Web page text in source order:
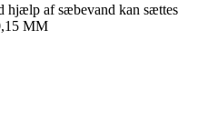
hjælp af sæbevand kan sættes
MM